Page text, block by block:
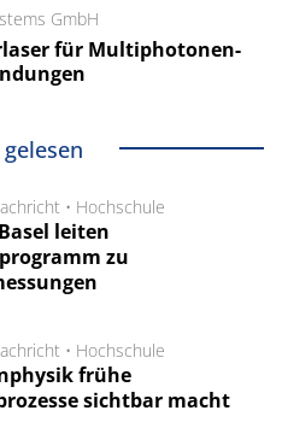
GmbH
für Multiphotonen-
• Hochschule
leiten
zu
• Hochschule
frühe
sichtbar macht